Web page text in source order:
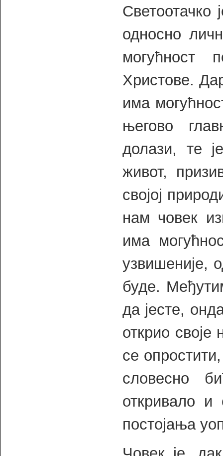
Светоотачко
односно
могућност
Христове.
има
његово
долази, те
живот,
својој
нам човек
има
узвишеније,
буде.
да је­сте,
открио
се
словесно
откривало и
постојања